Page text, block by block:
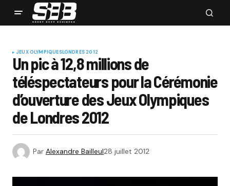
JEUX OLYMPIQUESLONDRES 2012
Un pic à 12,8 millions de
téléspectateurs pour la Cérémonie
d’ouverture des Jeux Olympiques
de Londres 2012
Par Alexandre Bailleul28 juillet 2012